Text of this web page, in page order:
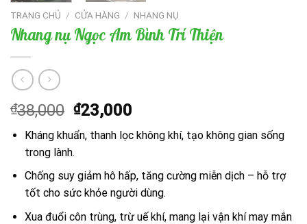
TRANG CHỦ / CỬA HÀNG / NHANG NỤ
Nhang nụ Ngọc Am Bình Trí Thiện
₫38,000 Giá
gốc
là:
₫38,000.
₫23,000
hiện
tại
₫23,000.
Kháng khuẩn, thanh lọc không khí, tạo không gian sống
trong lành.
Chống suy giảm hô hấp, tăng cường miễn dịch – hỗ trợ
tốt cho sức khỏe người dùng.
Xua đuổi côn trùng, trừ uế khí, mang lại vận khí may mắn